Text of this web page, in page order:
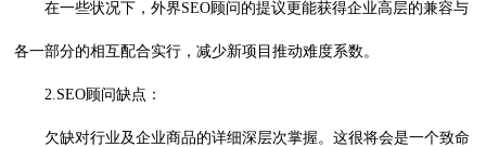
在一些状况下，外界SEO顾问的提议更能获得企业高层的兼容与
各一部分的相互配合实行，减少新项目推动难度系数。
2.SEO顾问缺点：
欠缺对行业及企业商品的详细深层次掌握。这很将会是一个致命